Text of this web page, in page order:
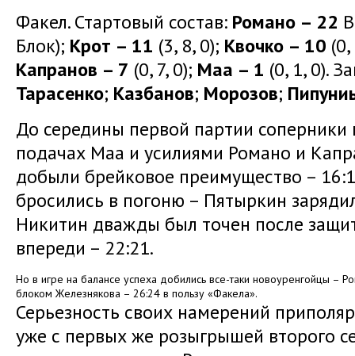
Факел. Стартовый состав: Романо – 22
Блок); Крот – 11 (3, 8, 0); Квочко – 10
Капранов – 7 (0, 7, 0); Маа – 1 (0, 1, 0).
Тарасенко; Казбанов; Морозов;
До середины первой партии
подачах Маа и усилиями Романо и
добыли брейковое преимущество –
бросились в погоню – Пятыркин
Никитин дважды был точен после
впереди – 22:21.
Но в игре на балансе успеха добились все-таки новоуренгойцы –
блоком Железнякова – 26:24 в пользу «Факела».
Серьезность своих намерений
уже с первых же розыгрышей второго